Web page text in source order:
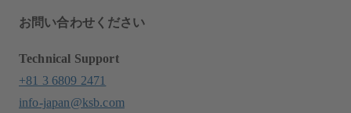
お問い合わせください
Technical Support
+81 3 6809 2471
info-japan@ksb.com